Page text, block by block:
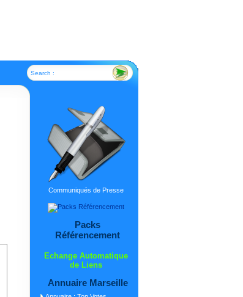
Search :
Communiqués de Presse
Packs
Référencement
Echange Automatique
de Liens
Annuaire Marseille